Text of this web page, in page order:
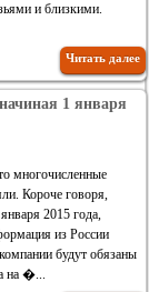
и близкими.
Читать далее
1 января
многочисленные
Короче говоря,
2015 года,
из России
будут обязаны
на �...